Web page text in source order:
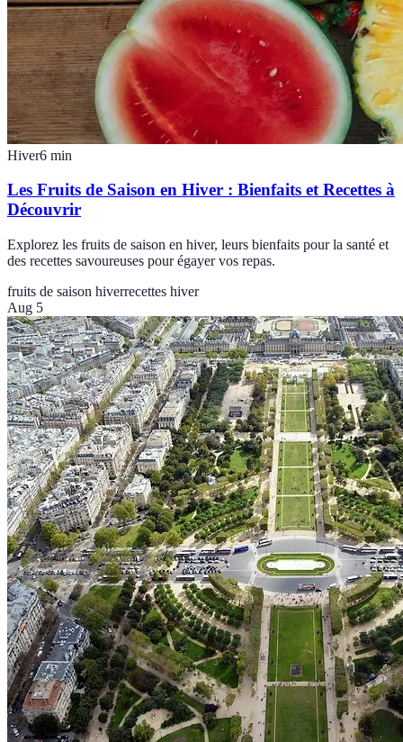
Hiver6 min
Les Fruits de Saison en Hiver : Bienfaits et Recettes à
Découvrir
Explorez les fruits de saison en hiver, leurs bienfaits pour la santé et
des recettes savoureuses pour égayer vos repas.
fruits de saison hiverrecettes hiver
Aug 5